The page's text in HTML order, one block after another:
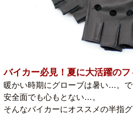
バイカー必見！夏に大活躍の
暖かい時期にグローブは暑い…。で
安全面でも心もとない…。
そんなバイカーにオススメの半指グ